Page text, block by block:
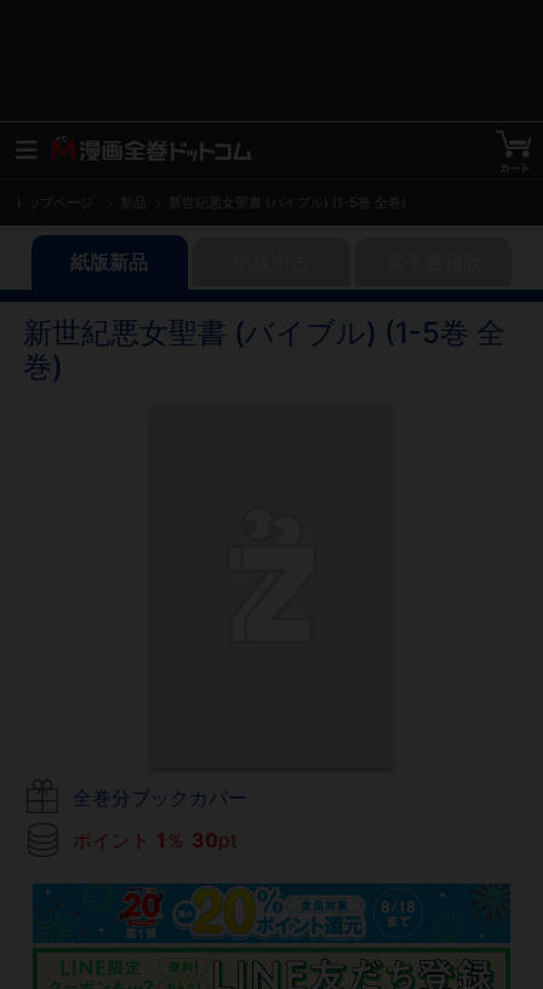
トップページ 新世紀悪女聖書 (バイブル) (1-5巻 全巻)
紙版新品
新世紀悪女聖書 (バイブル) (1-5巻 全
巻)
全巻分ブックカバー
ポイント 1 ％ 30pt